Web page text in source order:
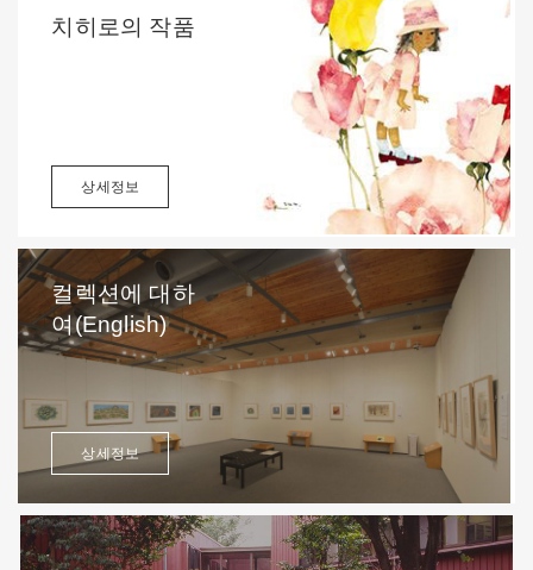
치히로의 작품
상세정보
컬렉션에 대하
여(English)
상세정보